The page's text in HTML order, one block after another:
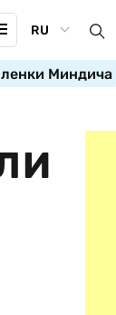
RU
Миндича